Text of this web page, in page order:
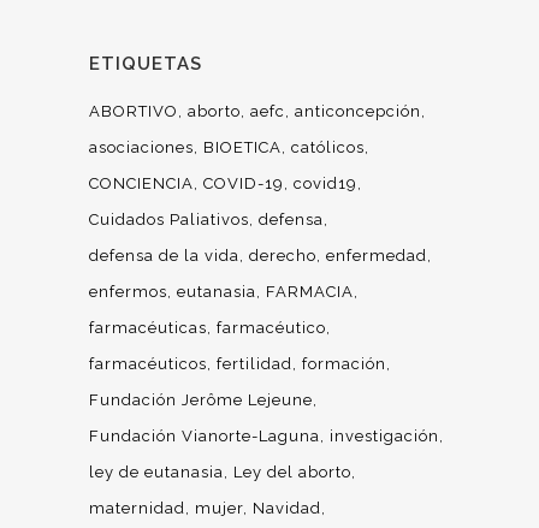
ETIQUETAS
ABORTIVO aborto aefc
anticoncepción
asociaciones
BIOETICA católicos
CONCIENCIA COVID-19
covid19
Cuidados Paliativos defensa
defensa de la vida derecho enfermedad
enfermos eutanasia
FARMACIA
farmacéuticas farmacéutico
farmacéuticos fertilidad formación
Fundación Jerôme Lejeune
Fundación Vianorte-Laguna
investigación
ley de eutanasia
Ley del aborto
maternidad
mujer Navidad